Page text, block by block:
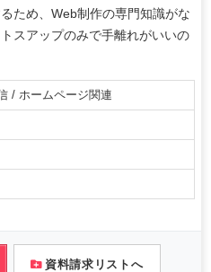
ため、Web制作の専門知識がな
スアップのみで手離れがいいの
/ ホームページ関連
資料請求リストへ